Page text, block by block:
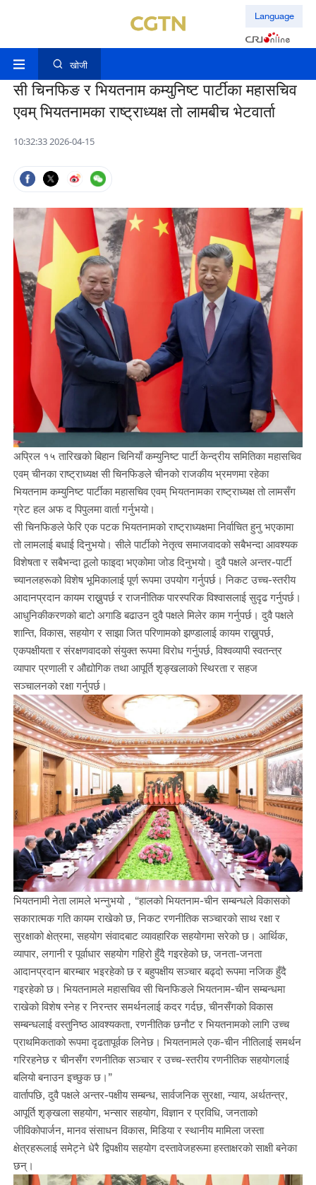
Language
खोजी
सी चिनफिङ र भियतनाम कम्युनिष्ट पार्टीका महासचिव
एवम् भियतनामका राष्ट्राध्यक्ष तो लामबीच भेटवार्ता
10:32:33 2026-04-15
अप्रिल १५ तारिखको बिहान चिनियाँ कम्युनिष्ट पार्टी केन्द्रीय समितिका महासचिव
एवम् चीनका राष्ट्राध्यक्ष सी चिनफिङले चीनको राजकीय भ्रमणमा रहेका
भियतनाम कम्युनिष्ट पार्टीका महासचिव एवम् भियतनामका राष्ट्राध्यक्ष तो लामसँग
ग्रेट हल अफ द पिपुलमा वार्ता गर्नुभयो।
सी चिनफिङले फेरि एक पटक भियतनामको राष्ट्राध्यक्षमा निर्वाचित हुनु भएकामा
तो लामलाई बधाई दिनुभयो। सीले पार्टीको नेतृत्व समाजवादको सबैभन्दा आवश्यक
विशेषता र सबैभन्दा ठूलो फाइदा भएकोमा जोड दिनुभयो। दुवै पक्षले अन्तर-पार्टी
च्यानलहरूको विशेष भूमिकालाई पूर्ण रूपमा उपयोग गर्नुपर्छ। निकट उच्च-स्तरीय
आदानप्रदान कायम राख्नुपर्छ र राजनीतिक पारस्परिक विश्वासलाई सुदृढ गर्नुपर्छ।
आधुनिकीकरणको बाटो अगाडि बढाउन दुवै पक्षले मिलेर काम गर्नुपर्छ। दुवै पक्षले
शान्ति, विकास, सहयोग र साझा जित परिणामको झण्डालाई कायम राख्नुपर्छ,
एकपक्षीयता र संरक्षणवादको संयुक्त रूपमा विरोध गर्नुपर्छ, विश्वव्यापी स्वतन्त्र
व्यापार प्रणाली र औद्योगिक तथा आपूर्ति शृङ्खलाको स्थिरता र सहज
सञ्चालनको रक्षा गर्नुपर्छ।
भियतनामी नेता लामले भन्नुभयो，“हालको भियतनाम-चीन सम्बन्धले विकासको
सकारात्मक गति कायम राखेको छ, निकट रणनीतिक सञ्चारको साथ रक्षा र
सुरक्षाको क्षेत्रमा, सहयोग संवादबाट व्यावहारिक सहयोगमा सरेको छ। आर्थिक,
व्यापार, लगानी र पूर्वाधार सहयोग गहिरो हुँदै गइरहेको छ, जनता-जनता
आदानप्रदान बारम्बार भइरहेको छ र बहुपक्षीय सञ्चार बढ्दो रूपमा नजिक हुँदै
गइरहेको छ। भियतनामले महासचिव सी चिनफिङले भियतनाम-चीन सम्बन्धमा
राखेको विशेष स्नेह र निरन्तर समर्थनलाई कदर गर्दछ, चीनसँगको विकास
सम्बन्धलाई वस्तुनिष्ठ आवश्यकता, रणनीतिक छनौट र भियतनामको लागि उच्च
प्राथमिकताको रूपमा दृढतापूर्वक लिनेछ। भियतनामले एक-चीन नीतिलाई समर्थन
गरिरहनेछ र चीनसँग रणनीतिक सञ्चार र उच्च-स्तरीय रणनीतिक सहयोगलाई
बलियो बनाउन इच्छुक छ।”
वार्तापछि, दुवै पक्षले अन्तर-पक्षीय सम्बन्ध, सार्वजनिक सुरक्षा, न्याय, अर्थतन्त्र,
आपूर्ति शृङ्खला सहयोग, भन्सार सहयोग, विज्ञान र प्रविधि, जनताको
जीविकोपार्जन, मानव संसाधन विकास, मिडिया र स्थानीय मामिला जस्ता
क्षेत्रहरूलाई समेट्ने धेरै द्विपक्षीय सहयोग दस्तावेजहरूमा हस्ताक्षरको साक्षी बनेका
छन्।